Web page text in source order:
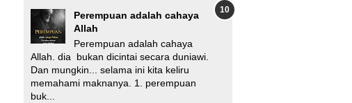
Perempuan adalah cahaya
Allah
Perempuan adalah cahaya
Allah. dia bukan dicintai secara duniawi.
Dan mungkin... selama ini kita keliru
memahami maknanya. 1. perempuan
buk...